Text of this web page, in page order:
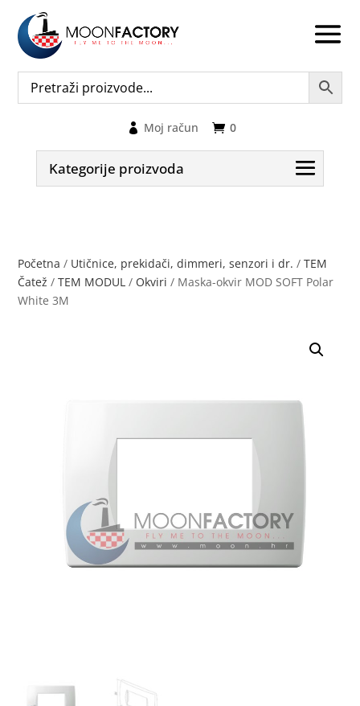
0
Moj račun
Kategorije proizvoda
Početna / Utičnice, prekidači, dimmeri, senzori i dr. /TEM
Čatež /TEM MODUL / Okviri / Maska-okvir MOD SOFT Polar
White 3M